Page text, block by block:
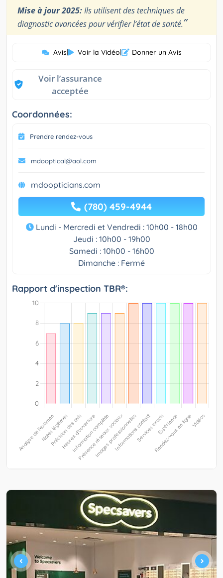
Mise à jour 2025:Ils utilisent des techniques de
diagnostic avancées pour vérifier l’état de santé.”
Avis| Voir la Vidéo| Donner un Avis
Voir l’assurance
acceptée
Coordonnées:
Prendre rendez-vous
mdooptical@aol.com
mdoopticians.com
(780) 459-4944
Lundi - Mercredi et Vendredi : 10h00 - 18h00
Jeudi : 10h00 - 19h00
Samedi : 10h00 - 16h00
Dimanche : Fermé
Rapport d'inspection TBR®: